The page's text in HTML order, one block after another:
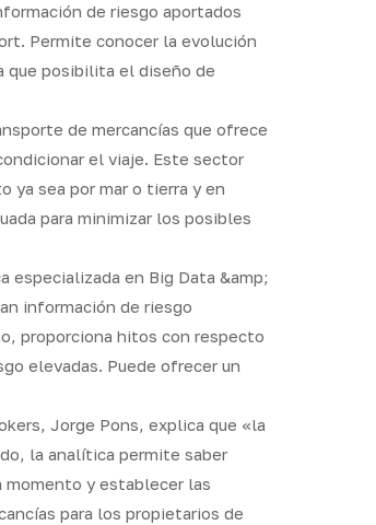
de riesgo aportados
Permite conocer la evolución
que posibilita el diseño de
de mercancías que ofrece
el viaje. Este sector
ya sea por mar o tierra y en
para minimizar los posibles
especializada en Big Data &amp;
información de riesgo
proporciona hitos con respecto
elevadas. Puede ofrecer un
Jorge Pons, explica que «la
la analítica permite saber
momento y establecer las
para los propietarios de